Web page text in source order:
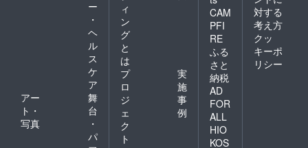
ー
・
ヘ
ル
ス
ケ
ア
アー
ト・
写真
舞
台
・
パ
ィ
ン
グ
と
は
プ
ロ
ジ
ェ
ク
ト
実
施
事
例
CAM
PFI
RE
ふる
さと
納税
AD
FOR
ALL
HIO
KOS
対する
考え方
クッ
キーポ
リシー